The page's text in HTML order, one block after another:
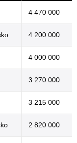
4 470 000
4 200 000
4 000 000
3 270 000
3 215 000
2 820 000